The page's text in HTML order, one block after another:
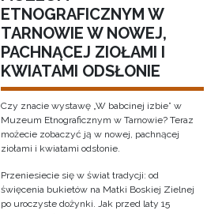
ETNOGRAFICZNYM W
TARNOWIE W NOWEJ,
PACHNĄCEJ ZIOŁAMI I
KWIATAMI ODSŁONIE
Czy znacie wystawę „W babcinej izbie” w
Muzeum Etnograficznym w Tarnowie? Teraz
możecie zobaczyć ją w nowej, pachnącej
ziołami i kwiatami odsłonie.
Przeniesiecie się w świat tradycji: od
święcenia bukietów na Matki Boskiej Zielnej
po uroczyste dożynki. Jak przed laty 15